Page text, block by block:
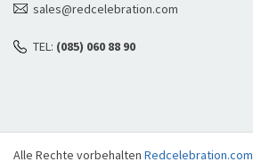
sales@redcelebration.com
TEL: (085) 060 88 90
Alle Rechte vorbehalten Redcelebration.com